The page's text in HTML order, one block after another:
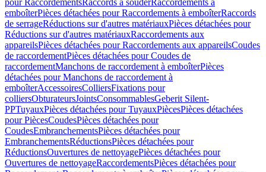
pour RaccordementsRaccords à souderRaccordements à
emboîterPièces détachées pour Raccordements à emboîterRaccords
de serrageRéductions sur d'autres matériauxPièces détachées pour
Réductions sur d'autres matériauxRaccordements aux
appareilsPièces détachées pour Raccordements aux appareilsCoudes
de raccordementPièces détachées pour Coudes de
raccordementManchons de raccordement à emboîterPièces
détachées pour Manchons de raccordement à
emboîterAccessoiresColliersFixations pour
colliersObturateursJointsConsommablesGeberit Silent-
PPTuyauxPièces détachées pour TuyauxPiècesPièces détachées
pour PiècesCoudesPièces détachées pour
CoudesEmbranchementsPièces détachées pour
EmbranchementsRéductionsPièces détachées pour
RéductionsOuvertures de nettoyagePièces détachées pour
Ouvertures de nettoyageRaccordementsPièces détachées pour